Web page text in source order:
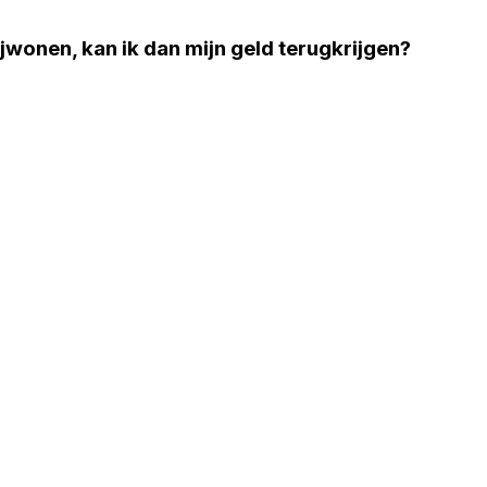
kan ik dan mijn geld terugkrijgen?